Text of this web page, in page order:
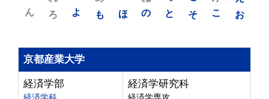
お
こ
そ
と
の
ほ
も
よ
ろ
ん
京都産業大学
経済学部 経済学研究科